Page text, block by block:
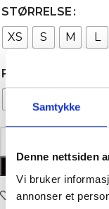
Samtykke
Denne nettsiden
Vi bruker
annonser et
STØRRELSE
XS
S M L
FARGE
Legg i